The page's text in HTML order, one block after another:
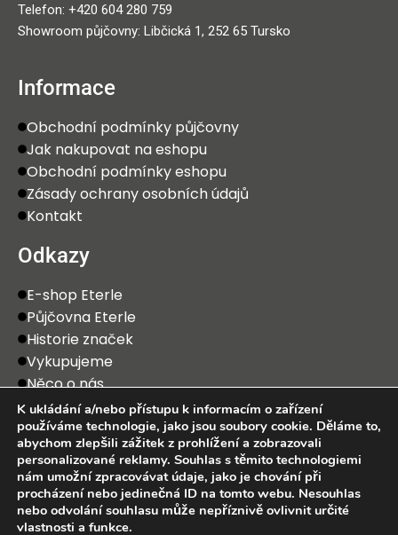
Telefon: +420 604 280 759
Showroom půjčovny: Libčická 1, 252 65 Tursko
Informace
Obchodní podmínky půjčovny
Jak nakupovat na eshopu
Obchodní podmínky eshopu
Zásady ochrany osobních údajů
Kontakt
Odkazy
E-shop Eterle
Půjčovna Eterle
Historie značek
Vykupujeme
Něco o nás
2025 Eterle CZ, s.r.o. Všechna práva vyhrazena.
K ukládání a/nebo přístupu k informacím o zařízení
používáme technologie, jako jsou soubory cookie. Děláme to,
abychom zlepšili zážitek z prohlížení a zobrazovali
personalizované reklamy. Souhlas s těmito technologiemi
nám umožní zpracovávat údaje, jako je chování při
procházení nebo jedinečná ID na tomto webu. Nesouhlas
nebo odvolání souhlasu může nepříznivě ovlivnit určité
vlastnosti a funkce.